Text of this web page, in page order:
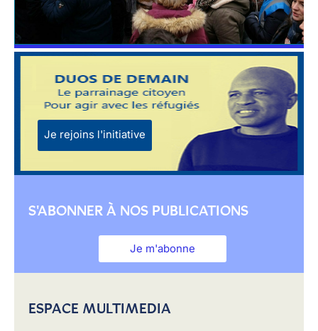
Je rejoins l'initiative
S'ABONNER À NOS PUBLICATIONS
Je m'abonne
ESPACE MULTIMEDIA